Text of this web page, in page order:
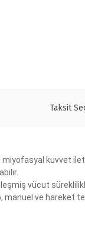
Taksit
kuvvet
vücut
manuel ve